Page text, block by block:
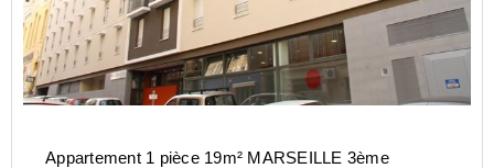
Appartement 1 pièce 19m² MARSEILLE 3ème